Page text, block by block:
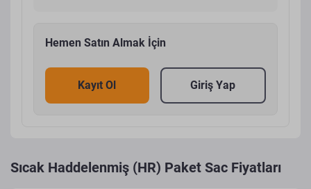
Hemen Satın Almak İçin
Kayıt Ol Giriş Yap
Sıcak Haddelenmiş (HR) Paket Sac Fiyatları